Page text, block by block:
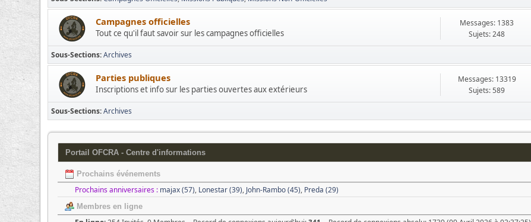
Campagnes officielles
Tout ce qu'il faut savoir sur les campagnes officielles
Messages: 1383
Sujets: 248
Sous-Sections Archives
Parties publiques
Inscriptions et info sur les parties ouvertes aux extérieurs
Messages: 13319
Sujets: 589
Sous-Sections Archives
Portail OFCRA - Centre d'informations
Prochains événements
Prochains anniversaires : majax (57), Lonestar (39), John-Rambo (45), Preda (29)
Membres en ligne